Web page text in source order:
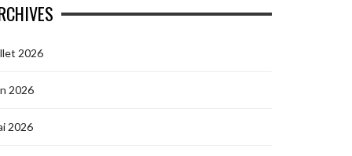
2026
2026
2026